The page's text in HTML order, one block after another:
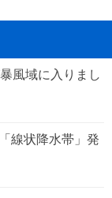
風域に入りまし
線状降水帯」発